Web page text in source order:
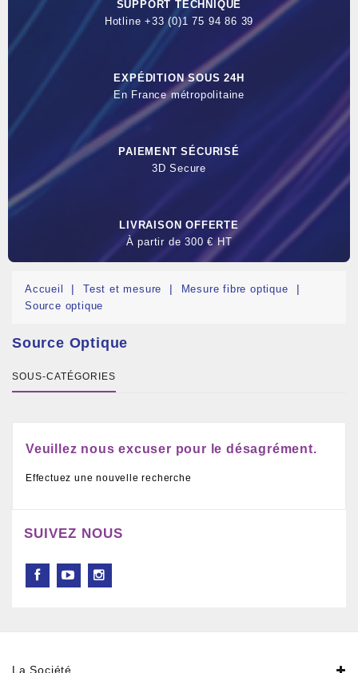
SUPPORT TECHNIQUE
Hotline +33 (0)1 75 94 86 39
EXPÉDITION SOUS 24H
En France métropolitaine
PAIEMENT SÉCURISÉ
3D Secure
LIVRAISON OFFERTE
À partir de 300 € HT
Accueil Test et mesure
Mesure fibre optique
Source optique
Source Optique
SOUS-CATÉGORIES
Veuillez nous excuser pour le désagrément.
Effectuez une nouvelle recherche
SUIVEZ NOUS
La Société